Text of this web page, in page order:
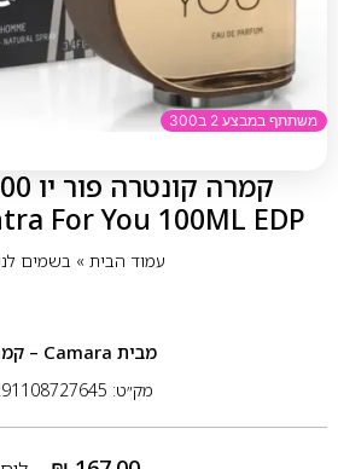
משתתף במבצע 2 ב300
For You 100ML EDP
עמוד הבית» בשמים
מבית Camara – קמרה
מק״ט: 6291108727645